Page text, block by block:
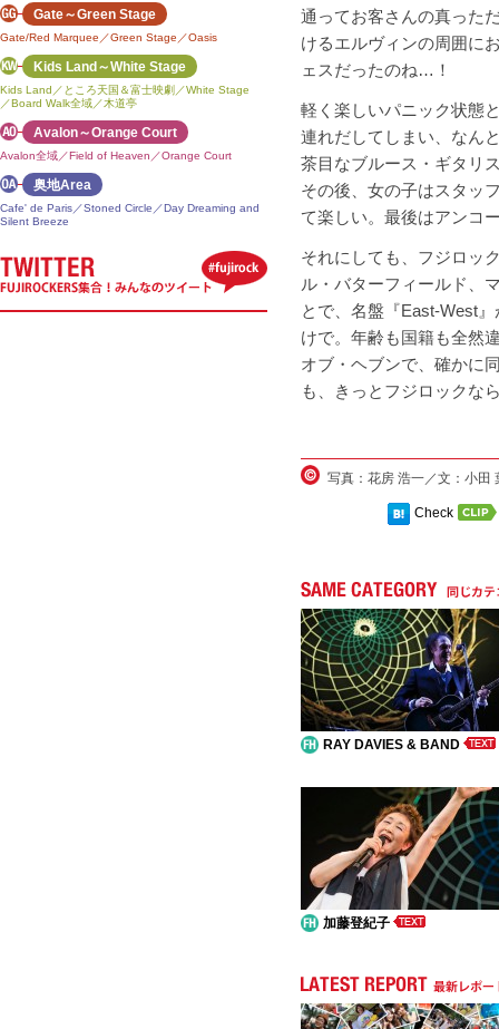
通ってお客さんの真った
けるエルヴィンの周囲に
ェスだったのね…！
軽く楽しいパニック状態
連れだしてしまい、なん
茶目なブルース・ギタリ
その後、女の子はスタッ
て楽しい。最後はアンコ
それにしても、フジロッ
ル・バターフィールド、
とで、名盤『East-West
けで。年齢も国籍も全然
オブ・ヘブンで、確かに
も、きっとフジロックな
写真：花房 浩一／文：小田
Check
RAY DAVIES & BAND
加藤登紀子
Gate～Green Stage
Gate/Red Marquee／Green Stage／Oasis
Kids Land～White Stage
Kids Land／ところ天国＆富士映劇／White Stage
／Board Walk全域／木道亭
Avalon～Orange Court
Avalon全域／Field of Heaven／Orange Court
奥地Area
Cafe' de Paris／Stoned Circle／Day Dreaming and
Silent Breeze